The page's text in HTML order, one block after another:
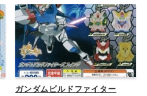
ガンダムビルドファイター